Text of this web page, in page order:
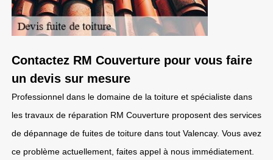
Contactez RM Couverture pour vous faire
un devis sur mesure
Professionnel dans le domaine de la toiture et spécialiste dans
les travaux de réparation RM Couverture proposent des services
de dépannage de fuites de toiture dans tout Valencay. Vous avez
ce problème actuellement, faites appel à nous immédiatement.